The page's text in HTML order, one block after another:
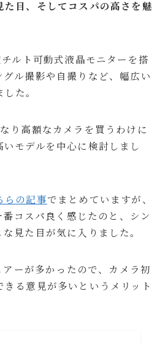
た目、そしてコスパの高さを魅
ルト可動式液晶モニターを搭
ル撮影や自撮りなど、幅広い
た。
り高額なカメラを買うわけに
モデルを中心に検討しまし
らの記事でまとめていますが、
コスパ良く感じたのと、シン
見た目が気に入りました。
ーが多かったので、カメラ初
る意見が多いというメリット